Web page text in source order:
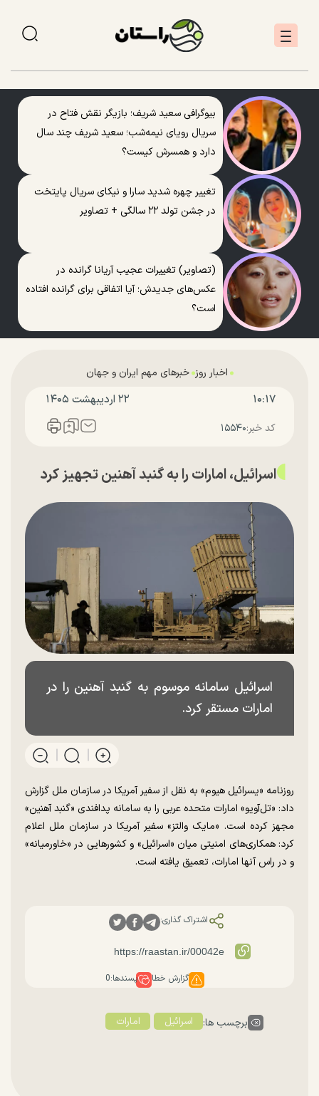
بیوگرافی سعید شریف؛ بازیگر نقش فتاح در
سریال رویای نیمه‌شب؛ سعید شریف چند سال
دارد و همسرش کیست؟
تغییر چهره شدید سارا و نیکای سریال پایتخت
در جشن تولد ۲۲ سالگی + تصاویر
(تصاویر) تغییرات عجیب آریانا گرانده در
عکس‌های جدیدش؛ آیا اتفاقی برای گرانده افتاده
است؟
اخبار روز خبرهای مهم ایران و جهان
۱۰:۱۷ ۲۲ ارديبهشت ۱۴۰۵
کد خبر:۱۵۵۴۰
اسرائیل، امارات را به گنبد آهنین تجهیز کرد
اسرائیل سامانه موسوم به گنبد آهنین را در
امارات مستقر کرد.
روزنامه «یسرائیل هیوم» به نقل از سفیر آمریکا در سازمان ملل گزارش
داد: «تل‌آویو» امارات متحده عربی را به سامانه پدافندی «گنبد آهنین»
مجهز کرده است. «مایک والتز» سفیر آمریکا در سازمان ملل اعلام
کرد: همکاری‌های امنیتی میان «اسرائیل» و کشور‌هایی در «خاورمیانه»
و در راس آنها امارات، تعمیق یافته است.
اشتراک گذاری:
گزارش خطا پسندها:0
برچسب ها: اسرائیل امارات